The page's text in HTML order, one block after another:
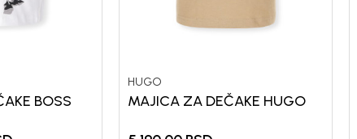
BOSS
HUGO
MAJICA ZA DEČAKE HUGO